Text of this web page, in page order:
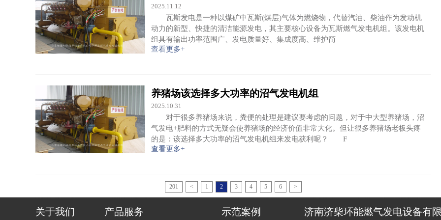
2025.11.12
瓦斯发电是一种以煤矿中瓦斯(煤层)气体为燃烧物，代替汽油、柴油作为发动机
动力的新型、快捷的清洁能源发电，其主要核心设备为瓦斯燃气发电机组。该发电机
组具有输出功率范围广、发电质量好、集成度高、维护简
查看更多+
养猪场该选择多大功率的沼气发电机组
2025.10.31
对于很多养猪场来说，粪便的处理是建议要考虑的问题，对于中大型养猪场，沼
气发电+肥料的方式无疑会使养猪场的经济价值非常大化。但让很多养猪场老板头疼
的是：该选择多大功率的沼气发电机组来发电获利呢？ F
查看更多+
201 < 1 2 3 4 5 6 >
关于我们 产品服务 示范案例 济南济柴环能燃气发电设备有